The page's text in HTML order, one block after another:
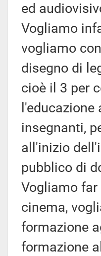
ed
Vogliamo
vogliamo
disegno di
cioè il 3 per
insegnanti,
all'inizio
pubblico di
Vogliamo
cinema,
formazione
formazione